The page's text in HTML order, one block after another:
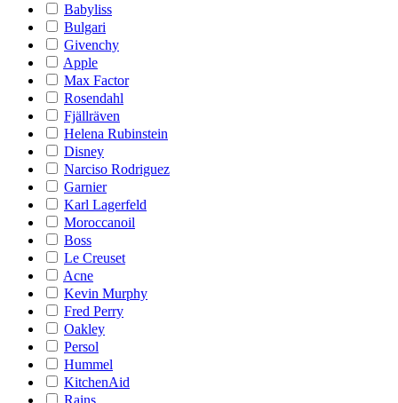
Babyliss
Bulgari
Givenchy
Apple
Max Factor
Rosendahl
Fjällräven
Helena Rubinstein
Disney
Narciso Rodriguez
Garnier
Karl Lagerfeld
Moroccanoil
Boss
Le Creuset
Acne
Kevin Murphy
Fred Perry
Oakley
Persol
Hummel
KitchenAid
Rains